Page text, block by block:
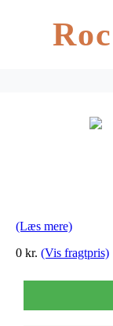
(Læs mere)
0 kr. (Vis fragtpris)